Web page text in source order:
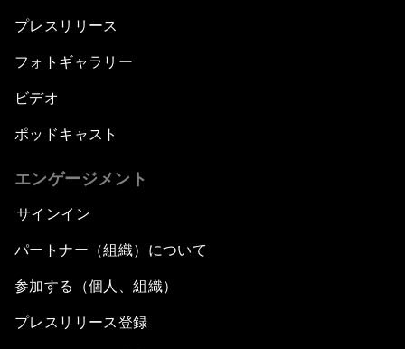
プレスリリース
フォトギャラリー
ビデオ
ポッドキャスト
エンゲージメント
サインイン
パートナー（組織）について
参加する（個人、組織）
プレスリリース登録